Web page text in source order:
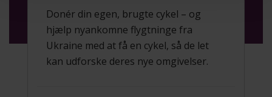
Donér din egen, brugte cykel – og
hjælp nyankomne flygtninge fra
Ukraine med at få en cykel, så de let
kan udforske deres nye omgivelser.